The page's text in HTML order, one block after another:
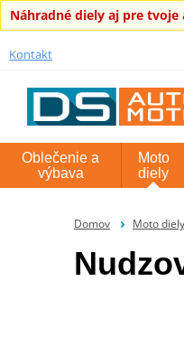
Náhradné diely aj pre tvoje
Kontakt
Oblečenie a
výbava
Moto
diely
Domov Moto diely